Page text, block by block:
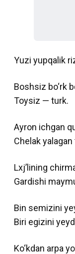
Yuzi yupqalik
Boshsiz bo‘rk
Toysiz — turk.
Ayron ichgan
Chelak yalagan
Lxj’lining
Gardishi
Bin semizini
Biri egizini
Ko‘kdan arpa